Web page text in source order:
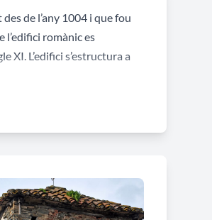
de l’any 1004 i que fou
l’edifici romànic es
XI. L’edifici s’estructura a
i de la primera
i una pica baptismal